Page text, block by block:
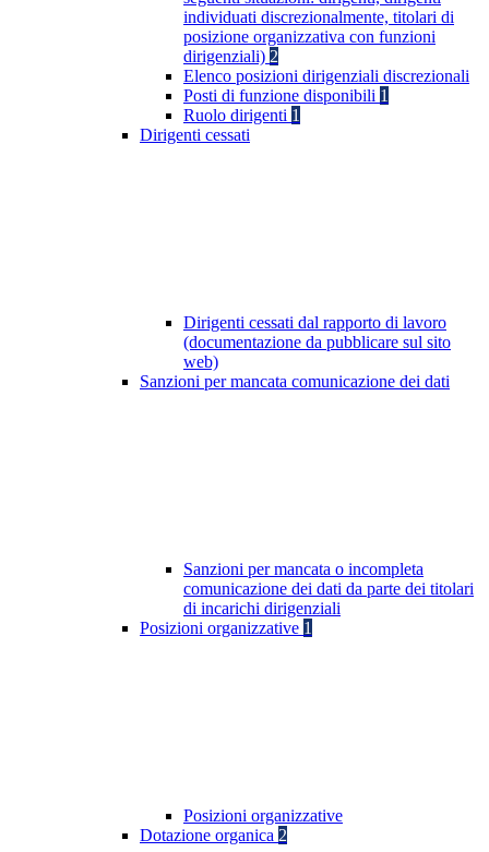
individuati discrezionalmente, titolari di
posizione organizzativa con funzioni
dirigenziali) 2
Elenco posizioni dirigenziali discrezionali
Posti di funzione disponibili 1
Ruolo dirigenti 1
Dirigenti cessati
Dirigenti cessati dal rapporto di lavoro
(documentazione da pubblicare sul sito
web)
Sanzioni per mancata comunicazione dei dati
Sanzioni per mancata o incompleta
comunicazione dei dati da parte dei titolari
di incarichi dirigenziali
Posizioni organizzative 1
Posizioni organizzative
Dotazione organica 2